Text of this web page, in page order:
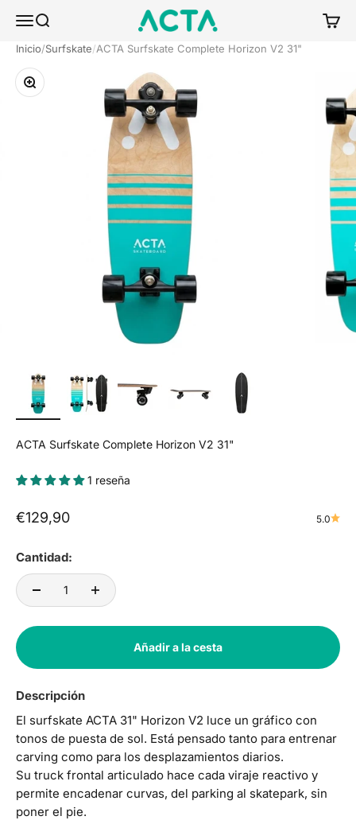
MenúBuscar ACTA BOARDSPORTS Carrito
Inicio Surfskate ACTA Surfskate Complete Horizon V2 31"
Zoom
ACTA Surfskate Complete Horizon V2 31"
1 reseña
Precio de oferta
€129,90 5.0
Cantidad:
Añadir a la cesta
Descripción
El surfskate ACTA 31" Horizon V2 luce un gráfico con
tonos de puesta de sol. Está pensado tanto para entrenar
carving como para los desplazamientos diarios.
Su truck frontal articulado hace cada viraje reactivo y
permite encadenar curvas, del parking al skatepark, sin
poner el pie.